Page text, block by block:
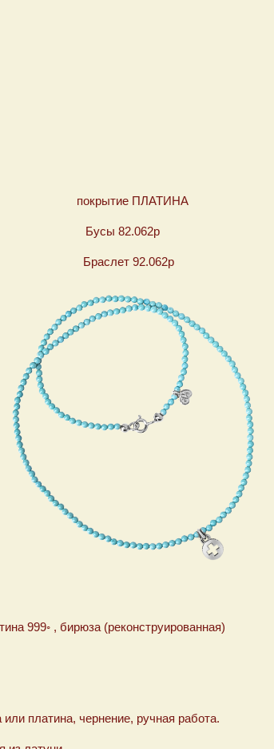
ПЛАТИНА
82.062р
92.062р
999◦ , бирюза (реконструированная)
платина, чернение, ручная работа.